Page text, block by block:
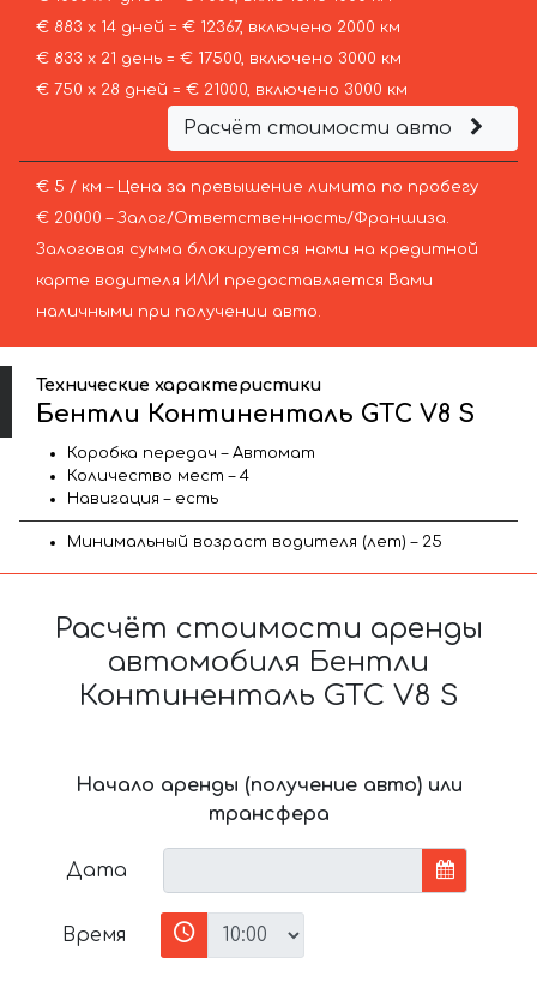
€ 883 х 14 дней = € 12367, включено 2000 км
€ 833 х 21 день = € 17500, включено 3000 км
€ 750 х 28 дней = € 21000, включено 3000 км
Расчёт стоимости авто
€ 5 / км – Цена за превышение лимита по пробегу
€ 20000 – Залог/Ответственность/Франшиза.
Залоговая сумма блокируется нами на кредитной
карте водителя ИЛИ предоставляется Вами
наличными при получении авто.
Технические характеристики
Бентли Континенталь GTC V8 S
Коробка передач – Автомат
Количество мест – 4
Навигация – есть
Минимальный возраст водителя (лет) – 25
Расчёт стоимости аренды
автомобиля Бентли
Континенталь GTC V8 S
Начало аренды (получение авто) или
трансфера
Дата
Время